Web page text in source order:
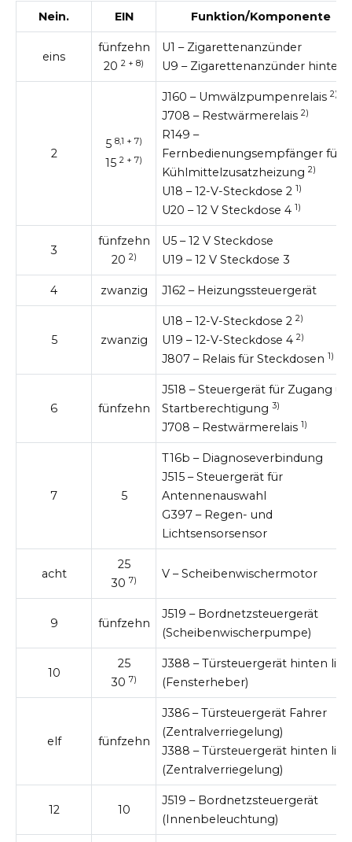
Nein. EIN Funktion/Komponente
eins
fünfzehn
20 2 + 8)
U1 – Zigarettenanzünder
U9 – Zigarettenanzünder hinten
2
5 8,1 + 7)
15 2 + 7)
J160 – Umwälzpumpenrelais2)
J708 – Restwärmerelais2)
R149 –
Fernbedienungsempfänger für
Kühlmittelzusatzheizung2)
U18 – 12-V-Steckdose 2 1)
U20 – 12 V Steckdose 4 1)
3
fünfzehn
20 2)
U5 – 12 V Steckdose
U19 – 12 V Steckdose 3
4 zwanzig J162 – Heizungssteuergerät
5 zwanzig
U18 – 12-V-Steckdose 22)
U19 – 12-V-Steckdose 42)
J807 – Relais für Steckdosen 1)
6 fünfzehn
J518 – Steuergerät für Zugang
Startberechtigung3)
J708 – Restwärmerelais 1)
7 5
T16b – Diagnoseverbindung
J515 – Steuergerät für
Antennenauswahl
G397 – Regen- und
Lichtsensorsensor
acht
25
30 7) V – Scheibenwischermotor
9 fünfzehn
J519 – Bordnetzsteuergerät
(Scheibenwischerpumpe)
10
25
30 7)
J388 – Türsteuergerät hinten
(Fensterheber)
elf fünfzehn
J386 – Türsteuergerät Fahrer
(Zentralverriegelung)
J388 – Türsteuergerät hinten
(Zentralverriegelung)
12 10
J519 – Bordnetzsteuergerät
(Innenbeleuchtung)